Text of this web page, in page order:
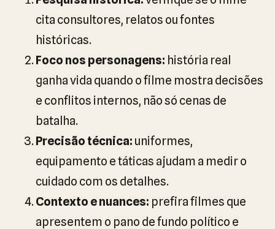
cita consultores, relatos ou fontes
históricas.
Foco nos personagens: história real
ganha vida quando o filme mostra decisões
e conflitos internos, não só cenas de
batalha.
Precisão técnica: uniformes,
equipamento e táticas ajudam a medir o
cuidado com os detalhes.
Contexto e nuances: prefira filmes que
apresentem o pano de fundo político e